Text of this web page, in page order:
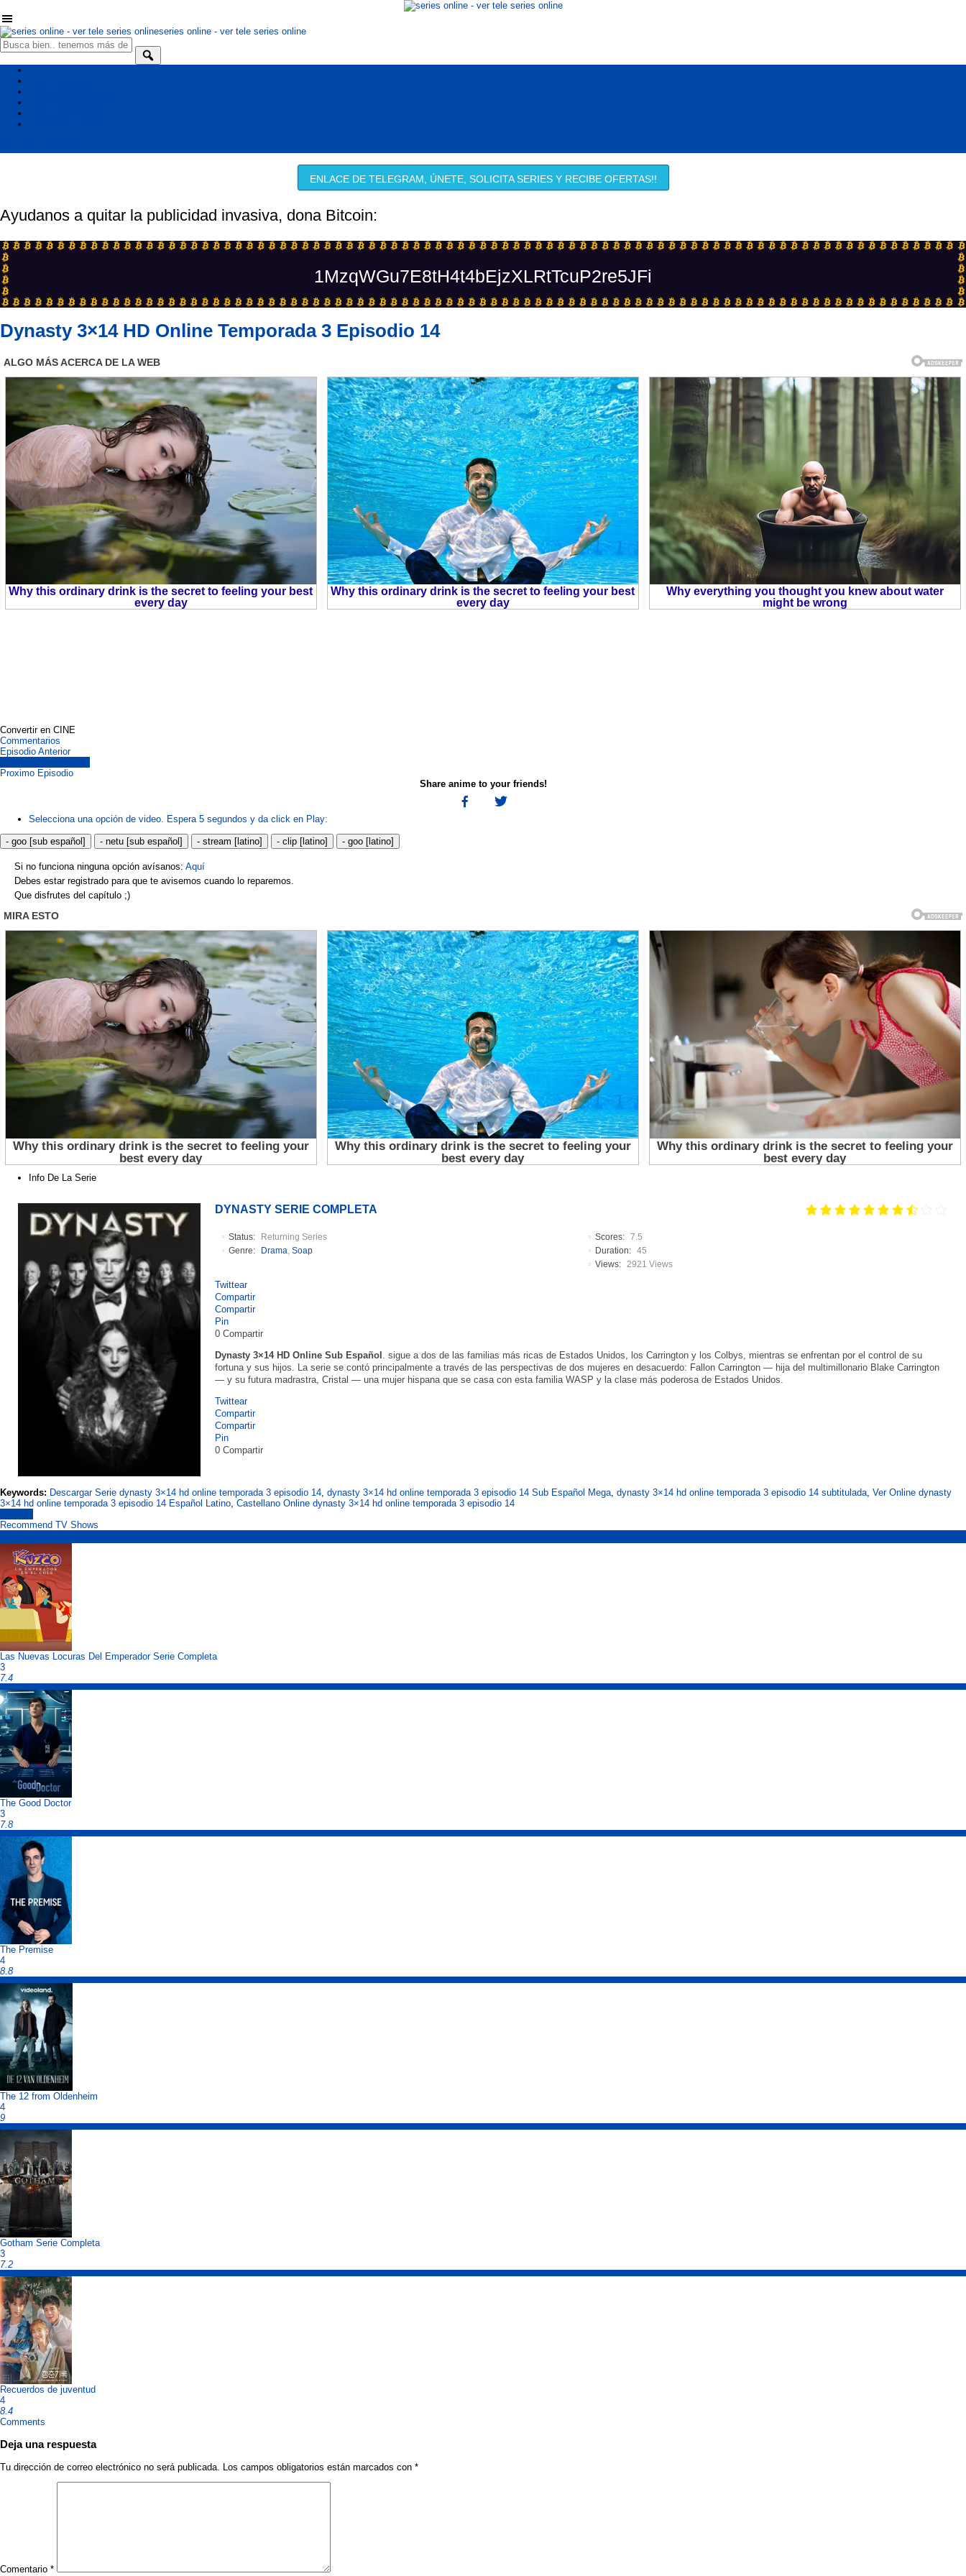
series online - ver tele series online
ENLACE DE TELEGRAM, ÚNETE, SOLICITA SERIES Y RECIBE OFERTAS!!
Ayudanos a quitar la publicidad invasiva, dona Bitcoin:
1MzqWGu7E8tH4t4bEjzXLRtTcuP2re5JFi
Dynasty 3×14 HD Online Temporada 3 Episodio 14
Convertir en CINE
Commentarios
Episodio Anterior
Proximo Episodio
Share anime to your friends!
Selecciona una opción de video. Espera 5 segundos y da click en Play:
- goo [sub español] - netu [sub español] - stream [latino] - clip [latino] - goo [latino]
Si no funciona ninguna opción avísanos: Aquí
Debes estar registrado para que te avisemos cuando lo reparemos.
Que disfrutes del capítulo ;)
Info De La Serie
DYNASTY SERIE COMPLETA
Status:
Returning Series
Genre:
Drama Soap
Scores: 7.5
Duration: 45
Views:
2921 Views
Twittear
Compartir
Compartir
Pin
0 Compartir
Dynasty 3×14 HD Online Sub Español . sigue a dos de las familias más ricas de Estados Unidos, los Carrington y los Colbys, mientras se enfrentan por el control de su
fortuna y sus hijos. La serie se contó principalmente a través de las perspectivas de dos mujeres en desacuerdo: Fallon Carrington — hija del multimillonario Blake Carrington
— y su futura madrastra, Cristal — una mujer hispana que se casa con esta familia WASP y la clase más poderosa de Estados Unidos.
Twittear
Compartir
Compartir
Pin
0 Compartir
Keywords: Descargar Serie dynasty 3×14 hd online temporada 3 episodio 14, dynasty 3×14 hd online temporada 3 episodio 14 Sub Español Mega, dynasty 3×14 hd online temporada 3 episodio 14 subtitulada, Ver Online dynasty
3×14 hd online temporada 3 episodio 14 Español Latino, Castellano Online dynasty 3×14 hd online temporada 3 episodio 14
Recommend TV Shows
Las Nuevas Locuras Del Emperador Serie Completa
3
7.4
The Good Doctor
3
7.8
The Premise
4
8.8
The 12 from Oldenheim
4
9
Gotham Serie Completa
3
7.2
Recuerdos de juventud
4
8.4
Comments
Deja una respuesta
Tu dirección de correo electrónico no será publicada. Los campos obligatorios están marcados con *
Comentario *